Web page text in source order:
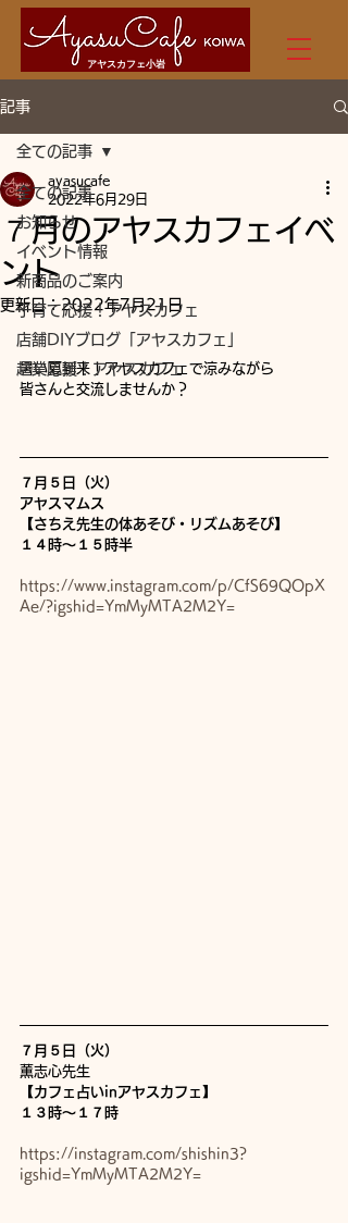
アヤスカフェ小岩
記事
全ての記事
お知らせ
イベント情報
新商品のご案内
子育て応援！アヤスカフェ
店舗DIYブログ「アヤスカフェ」
起業応援！アヤスカフェ
全ての記事
７月のアヤスカフェイベ
ント
ayasucafe
2022年6月29日
更新日：2022年7月21日
暑い夏到来！アヤスカフェで涼みながら
皆さんと交流しませんか？
７月５日（火）
アヤスマムス
【さちえ先生の体あそび・リズムあそび】
１４時〜１５時半
https://www.instagram.com/p/CfS69QOpX
Ae/?igshid=YmMyMTA2M2Y=
７月５日（火）
薫志心先生
【カフェ占いinアヤスカフェ】
１３時〜１７時
https://instagram.com/shishin3?
igshid=YmMyMTA2M2Y=